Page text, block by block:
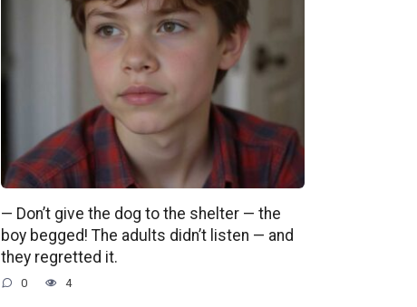
— Don’t give the dog to the shelter — the
boy begged! The adults didn’t listen — and
they regretted it.
0 4